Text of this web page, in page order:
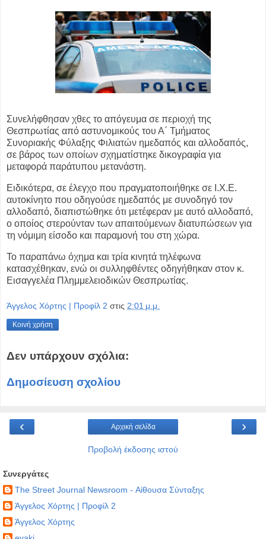
Συνελήφθησαν χθες το απόγευμα σε περιοχή της
Θεσπρωτίας από αστυνομικούς του Α΄ Τμήματος
Συνοριακής Φύλαξης Φιλιατών ημεδαπός και αλλοδαπός,
σε βάρος των οποίων σχηματίστηκε δικογραφία για
μεταφορά παράτυπου μετανάστη.
Ειδικότερα, σε έλεγχο που πραγματοποιήθηκε σε Ι.Χ.Ε.
αυτοκίνητο που οδηγούσε ημεδαπός με συνοδηγό τον
αλλοδαπό, διαπιστώθηκε ότι μετέφεραν με αυτό αλλοδαπό,
ο οποίος στερούνταν των απαιτούμενων διατυπώσεων για
τη νόμιμη είσοδο και παραμονή του στη χώρα.
Το παραπάνω όχημα και τρία κινητά τηλέφωνα
κατασχέθηκαν, ενώ οι συλληφθέντες οδηγήθηκαν στον κ.
Εισαγγελέα Πλημμελειοδικών Θεσπρωτίας.
Άγγελος Χόρτης | Προφίλ 2 στις 2:01 μ.μ.
Κοινή χρήση
Δεν υπάρχουν σχόλια:
Δημοσίευση σχολίου
‹ ›
Αρχική σελίδα
Προβολή έκδοσης ιστού
Συνεργάτες
The Street Journal Newsroom - Αίθουσα Σύνταξης
Άγγελος Χόρτης | Προφίλ 2
Άγγελος Χόρτης